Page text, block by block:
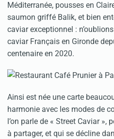
Méditerranée, pousses en
saumon griffé Balik, et bien
caviar exceptionnel :
caviar Français en Gironde
centenaire en 2020.
Ainsi est née une carte
harmonie avec les modes de
l’on parle de « Street Caviar
à partager, et qui se décline